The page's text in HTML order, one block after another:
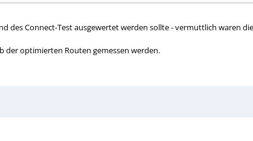
des Connect-Test ausgewertet werden sollte - vermuttlich waren
der optimierten Routen gemessen werden.